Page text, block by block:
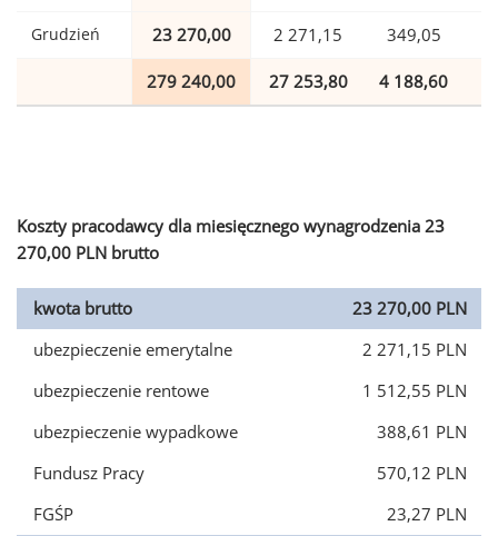
Grudzień 23 270,00 2 271,15 349,05
279 240,00 27 253,80 4 188,60
Koszty pracodawcy dla miesięcznego wynagrodzenia 23
270,00 PLN brutto
kwota brutto
23 270,00 PLN
ubezpieczenie emerytalne
2 271,15 PLN
ubezpieczenie rentowe
1 512,55 PLN
ubezpieczenie wypadkowe
388,61 PLN
Fundusz Pracy
570,12 PLN
FGŚP
23,27 PLN